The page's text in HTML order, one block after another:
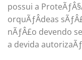
possui a
orquÃƒÂ­deas
nÃƒÂ£o devendo
a devida